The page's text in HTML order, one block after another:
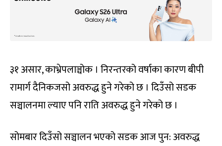
३१ असार, काभ्रेपलाञ्चोक । निरन्तरको वर्षाका कारण बीपी
रामार्ग दैनिकजसो अवरुद्ध हुने गरेको छ । दिउँसो सडक
सञ्चालनमा ल्याए पनि राति अवरुद्ध हुने गरेको छ ।
सोमबार दिउँसो सञ्चालन भएको सडक आज पुन: अवरुद्ध